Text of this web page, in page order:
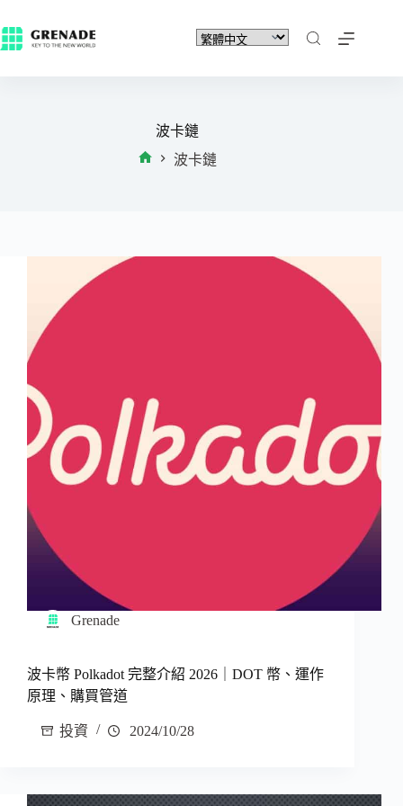
波卡鏈
波卡鏈
Grenade
波卡幣 Polkadot 完整介紹 2026｜DOT 幣、運作
原理、購買管道
投資 2024/10/28